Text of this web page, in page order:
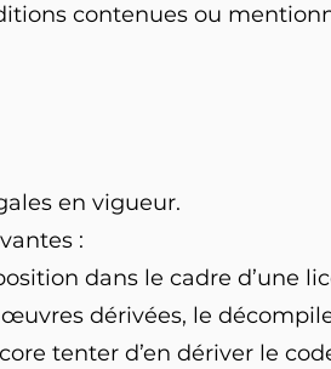
contenues ou
en vigueur.
:
dans le cadre d’une
dérivées, le
tenter d’en dériver le